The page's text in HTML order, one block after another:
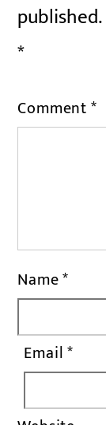
published.
*
Comment*
Name*
Email*